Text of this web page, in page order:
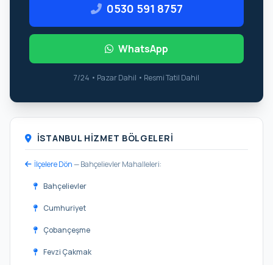
0530 591 8757
WhatsApp
7/24 • Pazar Dahil • Resmi Tatil Dahil
İSTANBUL HIZMET BÖLGELERI
İlçelere Dön— Bahçelievler Mahalleleri:
Bahçelievler
Cumhuriyet
Çobançeşme
Fevzi Çakmak